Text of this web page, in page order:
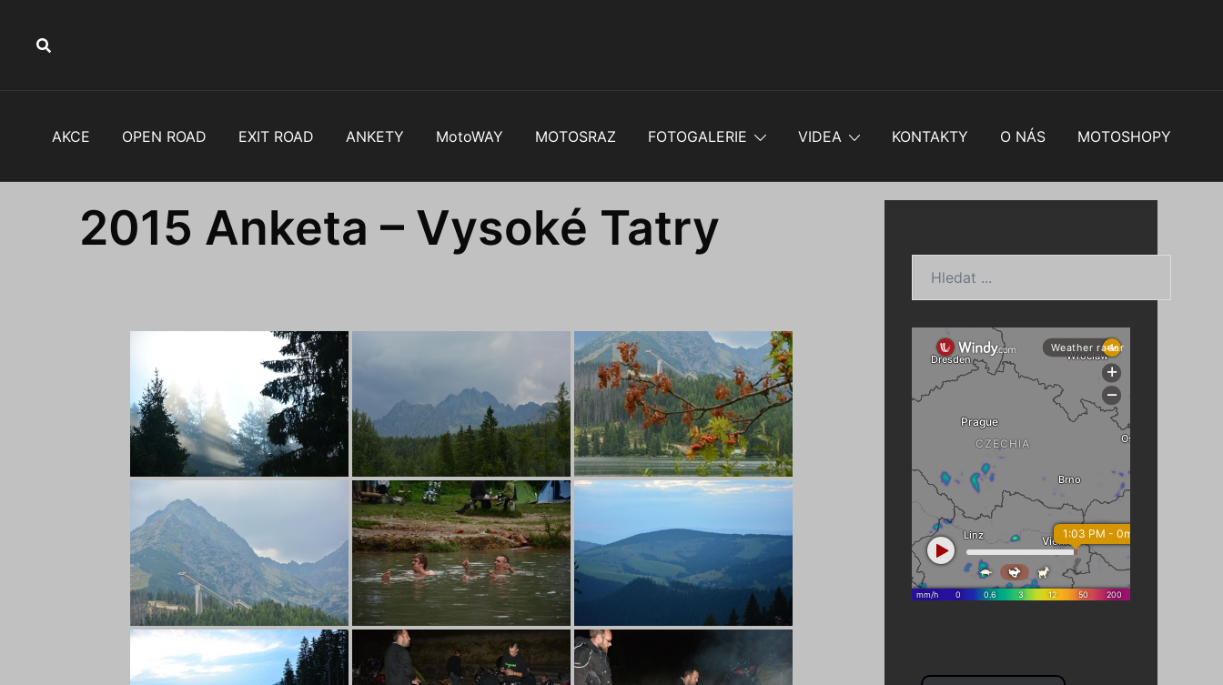
AKCE OPEN ROAD EXIT ROAD ANKETY MotoWAY MOTOSRAZ FOTOGALERIE VIDEA KONTAKTY O NÁS MOTOSHOPY
2015 Anketa – Vysoké Tatry